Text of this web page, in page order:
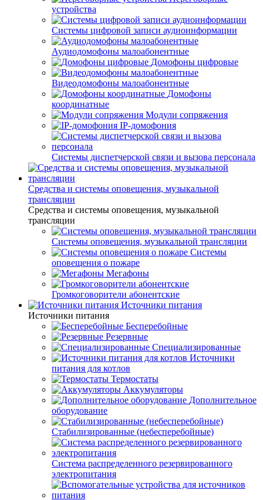
устройства
Системы цифровой записи аудиоинформации
Аудиодомофоны малоабонентные
Домофоны цифровые
Видеодомофоны малоабонентные
Домофоны
координатные
Модули сопряжения
IP-домофония
Системы диспетчерской связи и вызова персонала
Средства и системы оповещения, музыкальной
трансляции
Средства и системы оповещения, музыкальной
трансляции
Системы оповещения, музыкальной трансляции
Системы
оповещения о пожаре
Мегафоны
Громкоговорители абонентские
Источники питания
Источники питания
Бесперебойные
Резервные
Специализированные
Источники
питания для котлов
Термостаты
Аккумуляторы
Дополнительное
оборудование
Стабилизированные (небесперебойные)
Система распределенного резервированного
электропитания